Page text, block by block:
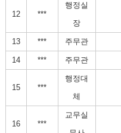
12 ***
행정실
장
13 *** 주무관
14 *** 주무관
15 ***
행정대
체
16 ***
교무실